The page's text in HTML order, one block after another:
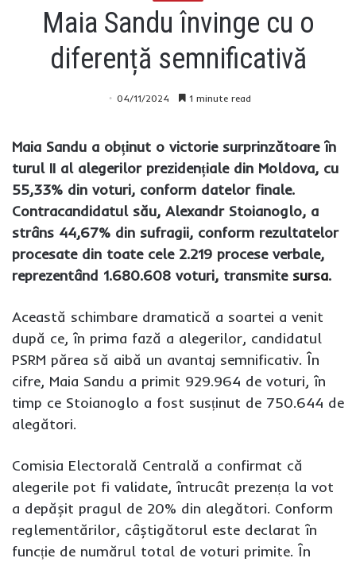
Maia Sandu învinge cu o
diferență semnificativă
04/11/2024 1 minute read
Maia Sandu a obținut o victorie surprinzătoare în
turul II al alegerilor prezidențiale din Moldova, cu
55,33% din voturi, conform datelor finale.
Contracandidatul său, Alexandr Stoianoglo, a
strâns 44,67% din sufragii, conform rezultatelor
procesate din toate cele 2.219 procese verbale,
reprezentând 1.680.608 voturi, transmite sursa.
Această schimbare dramatică a soartei a venit
după ce, în prima fază a alegerilor, candidatul
PSRM părea să aibă un avantaj semnificativ. În
cifre, Maia Sandu a primit 929.964 de voturi, în
timp ce Stoianoglo a fost susținut de 750.644 de
alegători.
Comisia Electorală Centrală a confirmat că
alegerile pot fi validate, întrucât prezența la vot
a depășit pragul de 20% din alegători. Conform
reglementărilor, câștigătorul este declarat în
funcție de numărul total de voturi primite. În